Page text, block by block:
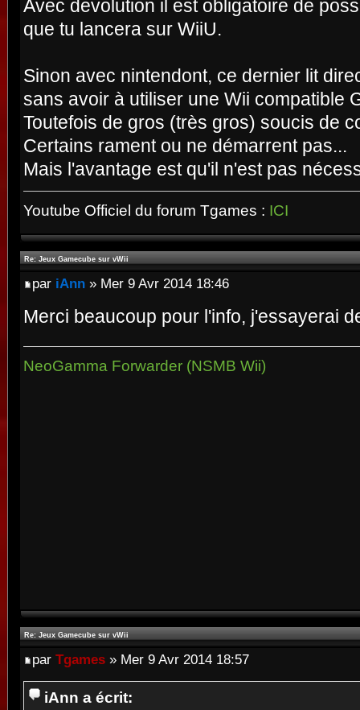
Avec devolution il est obligatoire de
que tu lancera sur WiiU.
Sinon avec nintendont, ce dernier lit
sans avoir à utiliser une Wii compatible
Toutefois de gros (très gros) soucis de
Certains rament ou ne démarrent pas...
Mais l'avantage est qu'il n'est pas
Youtube Officiel du forum Tgames : ICI
Re: Jeux Gamecube sur vWii
par iAnn » Mer 9 Avr 2014 18:46
Merci beaucoup pour l'info, j'essayerai
NeoGamma Forwarder (NSMB Wii)
Re: Jeux Gamecube sur vWii
par Tgames » Mer 9 Avr 2014 18:57
iAnn a écrit: